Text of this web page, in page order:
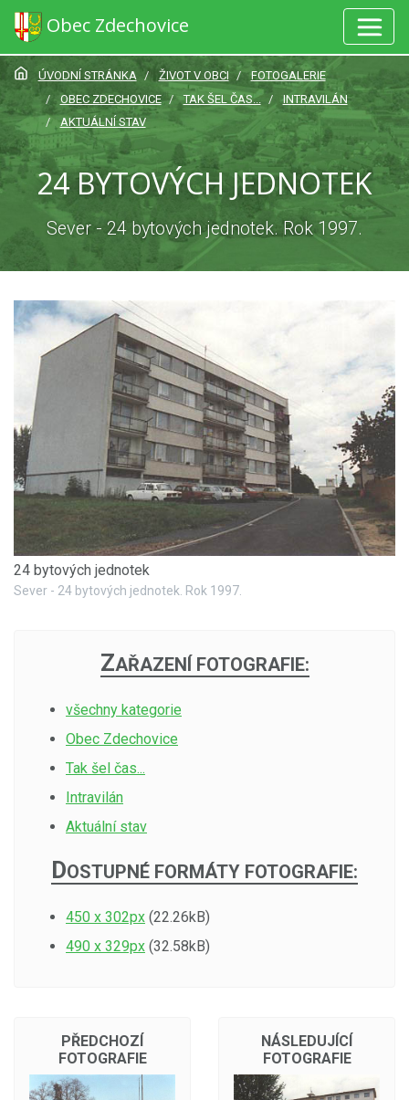
Obec Zdechovice
ÚVODNÍ STRÁNKA ŽIVOT V OBCI
FOTOGALERIE
OBEC ZDECHOVICE
TAK ŠEL ČAS...
INTRAVILÁN
AKTUÁLNÍ STAV
24 BYTOVÝCH JEDNOTEK
Sever - 24 bytových jednotek. Rok 1997.
24 bytových jednotek
Sever - 24 bytových jednotek. Rok 1997.
ZAŘAZENÍ FOTOGRAFIE:
všechny kategorie
Obec Zdechovice
Tak šel čas...
Intravilán
Aktuální stav
DOSTUPNÉ FORMÁTY FOTOGRAFIE:
450 x 302px (22.26kB)
490 x 329px (32.58kB)
PŘEDCHOZÍ
FOTOGRAFIE
NÁSLEDUJÍCÍ
FOTOGRAFIE